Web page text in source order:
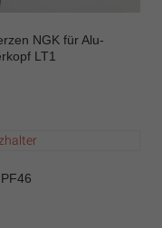
NGK für Alu-
LT1